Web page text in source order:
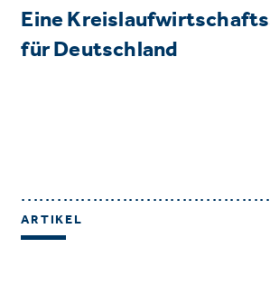
Eine
für Deutschland
ARTIKEL